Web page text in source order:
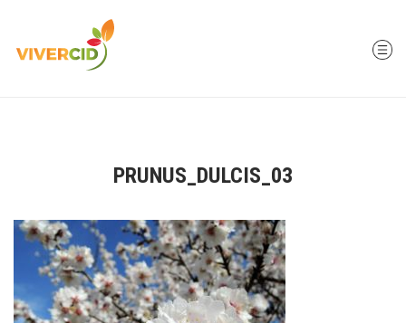
PRUNUS_DULCIS_03